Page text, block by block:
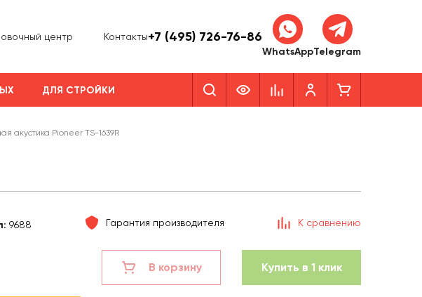
центр Контакты+7 (495) 726-76-86
WhatsAppTelegram
ДЛЯ СТРОЙКИ
акустика Pioneer TS-1639R
: 9688 Гарантия производителя К сравнению
В корзину Купить в 1 клик